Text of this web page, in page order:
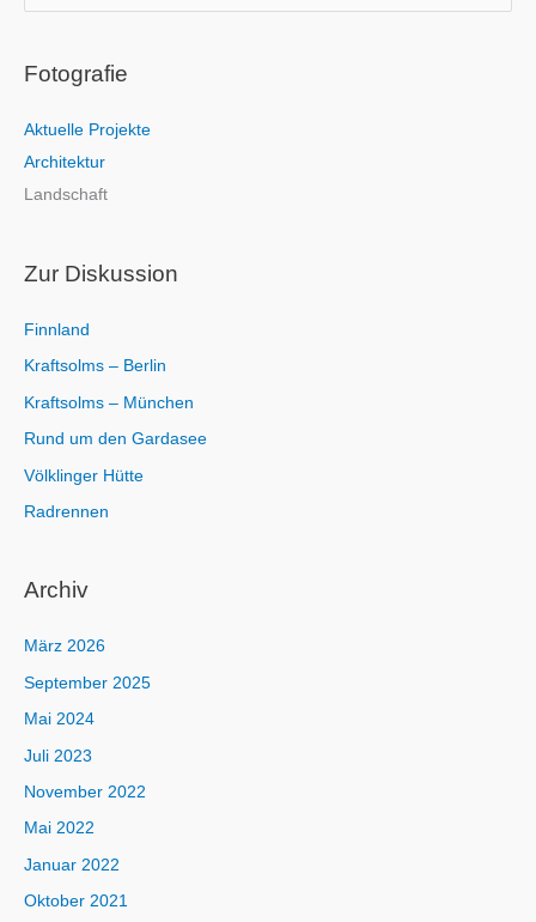
u
h
n
n
a
h
Fotografie
Aktuelle Projekte
Architektur
Landschaft
Zur Diskussion
Finnland
Kraftsolms – Berlin
Kraftsolms – München
Rund um den Gardasee
Völklinger Hütte
Radrennen
Archiv
März 2026
September 2025
Mai 2024
Juli 2023
November 2022
Mai 2022
Januar 2022
Oktober 2021